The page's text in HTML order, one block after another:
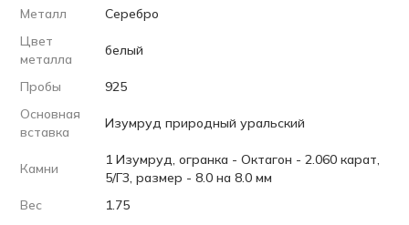
Металл
Серебро
Цвет
металла
белый
Пробы
925
Основная
вставка
Изумруд природный уральский
Камни
1 Изумруд, огранка - Октагон - 2.060 карат,
5/Г3, размер - 8.0 на 8.0 мм
Вес
1.75